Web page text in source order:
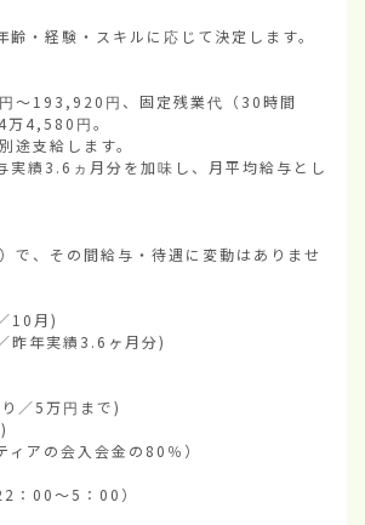
齢・経験・スキルに応じて決定します。
〜193,920円、固定残業代（30時間
4,580円。
支給します。
実績3.6ヵ月分を加味し、月平均給与とし
で、その間給与・待遇に変動はありませ
10月)
昨年実績3.6ヶ月分)
／5万円まで)
アの会入会金の80％）
：00〜5：00）